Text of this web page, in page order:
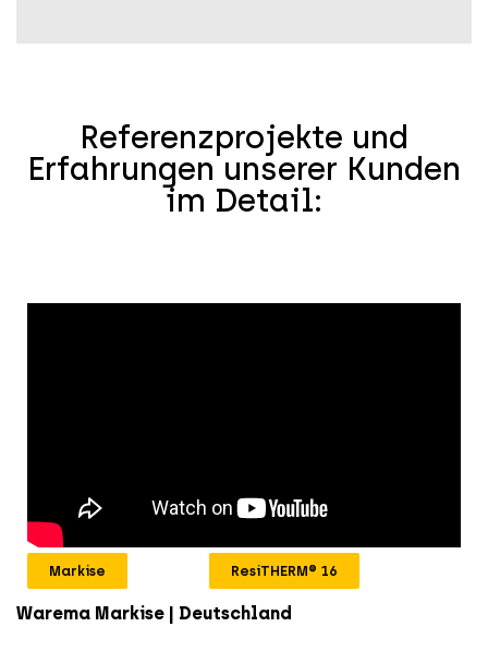
Referenzprojekte und
Erfahrungen unserer Kunden
im Detail:
Markise ResiTHERM® 16
Warema Markise | Deutschland